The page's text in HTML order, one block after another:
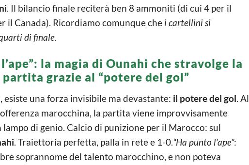
. Il bilancio finale reciterà ben 8 ammoniti (di cui 4 per il
il Canada). Ricordiamo comunque che i cartellini si
di finale.
la magia di Ounahi che stravolge la
partita grazie al “potere del gol”
esiste una forza invisibile ma devastante: il potere del gol. Al
marocchina, la partita viene improvvisamente
di genio. Calcio di punizione per il Marocco: sul
. Traiettoria perfetta, palla in rete e 1-0.“Ha punto l’ape”:
soprannome del talento marocchino, e non poteva